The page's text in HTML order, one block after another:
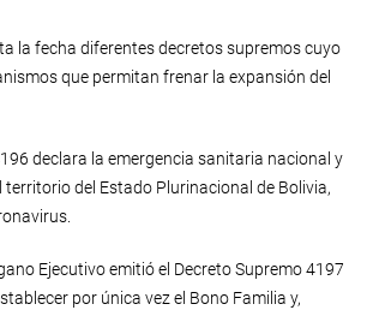
la fecha diferentes decretos supremos cuyo
que permitan frenar la expansión del
declara la emergencia sanitaria nacional y
del Estado Plurinacional de Bolivia,
Ejecutivo emitió el Decreto Supremo 4197
por única vez el Bono Familia y,